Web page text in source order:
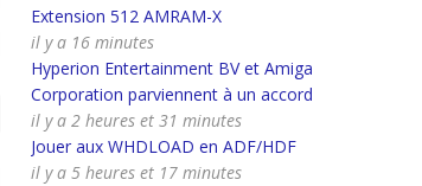
Extension 512 AMRAM-X
il y a 16 minutes
Hyperion Entertainment BV et Amiga
Corporation parviennent à un accord
il y a 2 heures et 31 minutes
Jouer aux WHDLOAD en ADF/HDF
il y a 5 heures et 17 minutes